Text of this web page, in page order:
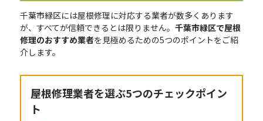
千葉市緑区には屋根修理に対応する業者が数多くあります
が、すべてが信頼できるとは限りません。 千葉市緑区で屋根
修理のおすすめ業者を見極めるための5つのポイントをご紹
介します。
屋根修理業者を選ぶ5つのチェックポイン
ト